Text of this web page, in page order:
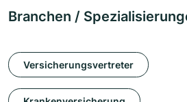
Branchen /
Versicherungsvertreter